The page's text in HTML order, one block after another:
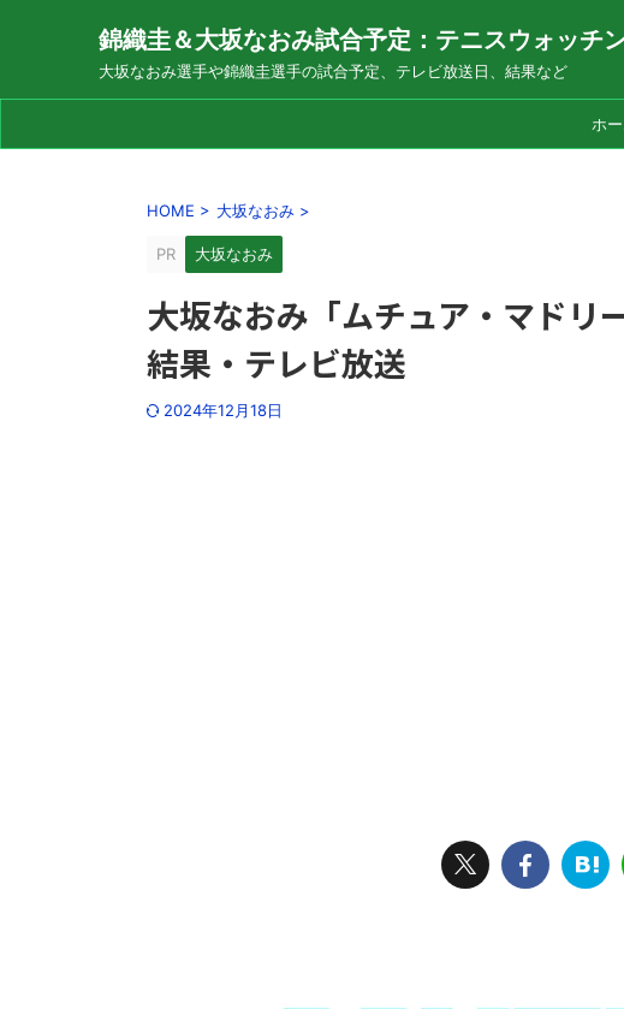
錦織圭＆大坂なおみ試合予定：テニスウォッチ
大坂なおみ選手や錦織圭選手の試合予定、テレビ放送日、結果など
ホ
HOME > 大坂なおみ >
PR 大坂なおみ
大坂なおみ「ムチュア・マドリ
結果・テレビ放送
2024年12月18日